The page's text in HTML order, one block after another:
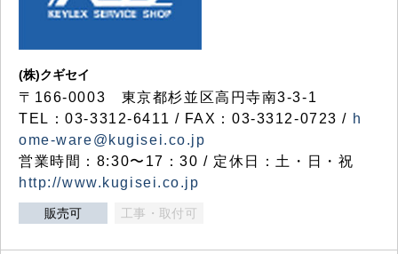
(株)クギセイ
〒166-0003 東京都杉並区高円寺南3-3-1
TEL：03-3312-6411 / FAX：03-3312-0723 / h
ome-ware@kugisei.co.jp
営業時間：8:30〜17：30 / 定休日：土・日・祝
http://www.kugisei.co.jp
販売可 工事・取付可